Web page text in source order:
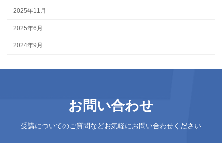
2025年11月
2025年6月
2024年9月
お問い合わせ
受講についてのご質問などお気軽にお問い合わせください